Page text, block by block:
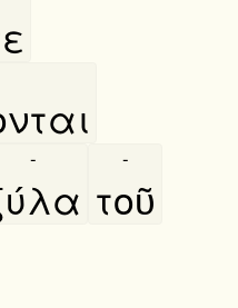
-
τοῦ
-